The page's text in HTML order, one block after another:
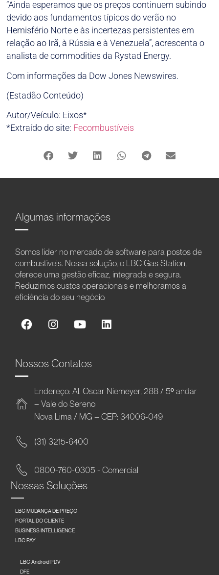
“Ainda esperamos que os preços continuem subindo
devido aos fundamentos típicos do verão no
Hemisfério Norte e às incertezas persistentes em
relação ao Irã, à Rússia e à Venezuela”, acrescenta o
analista de commodities da Rystad Energy.
Com informações da Dow Jones Newswires.
(Estadão Conteúdo)
Autor/Veículo: Eixos*
*Extraído do site: Fecombustíveis
Algumas informações
Somos líder no mercado de software para postos de
combustíveis. Nossa solução, o LBC Gas Station,
oferece uma gestão eficaz, integrada e segura.
Reduzimos custos operacionais e melhoramos a
eficiência do seu negócio.
Nossos Contatos
Endereço: Al. Oscar Niemeyer, 288 / 5º andar
– Vale do Sereno
Nova Lima / MG – CEP: 34006-049
(31) 3215-6400
0800-760-0305 - Comercial
Nossas Soluções
LBC MUDANÇA DE PREÇO
PORTAL DO CLIENTE
BUSINESS INTELLIGENCE
LBC PAY
LBC Android PDV
DFE